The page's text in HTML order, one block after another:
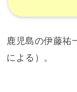
鹿児島の伊藤祐
による）。